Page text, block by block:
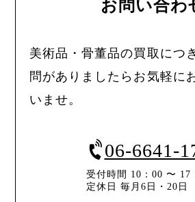
お問い合わ
美術品・骨董品の買取につ
問がありましたらお気軽に
いませ。
06-6641-
受付時間 10：00 〜 17
定休日 毎月6日・20日